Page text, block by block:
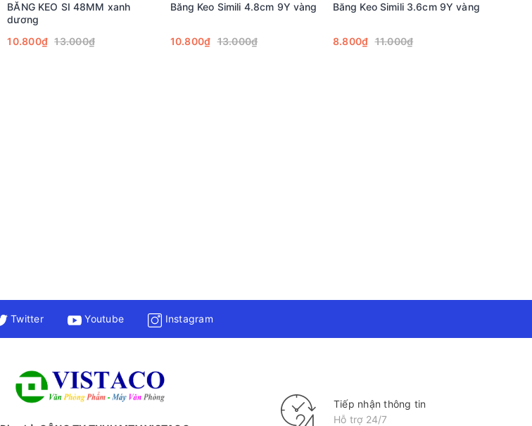
BĂNG KEO SI 48MM xanh
dương
10.800₫ 13.000₫
Băng Keo Simili 4.8cm 9Y vàng
10.800₫ 13.000₫
Băng Keo Simili 3.6cm 9Y vàng
8.800₫ 11.000₫
Twitter Youtube Instagram
Tiếp nhận thông tin
Hỗ trợ 24/7